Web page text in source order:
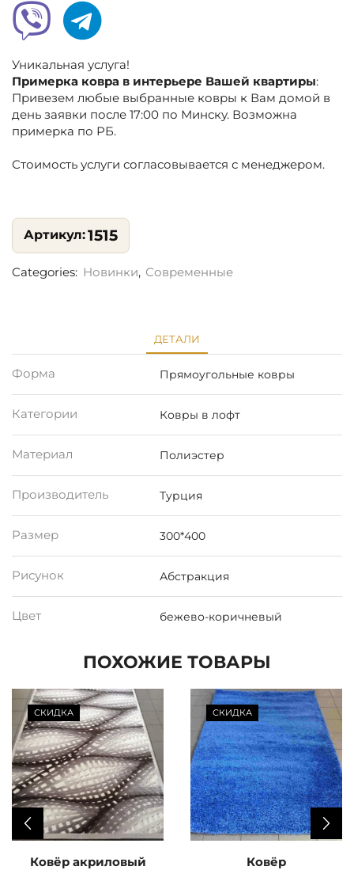
Уникальная услуга!
Примерка ковра в интерьере Вашей квартиры:
Привезем любые выбранные ковры к Вам домой в
день заявки после 17:00 по Минску. Возможна
примерка по РБ.
Стоимость услуги согласовывается с менеджером.
1515
Categories: Новинки, Современные
ДЕТАЛИ
Форма Прямоугольные ковры
Категории Ковры в лофт
Материал Полиэстер
Производитель Турция
Размер 300*400
Рисунок Абстракция
Цвет бежево-коричневый
ПОХОЖИЕ ТОВАРЫ
СКИДКА
Ковёр акриловый
СКИДКА
Ковёр